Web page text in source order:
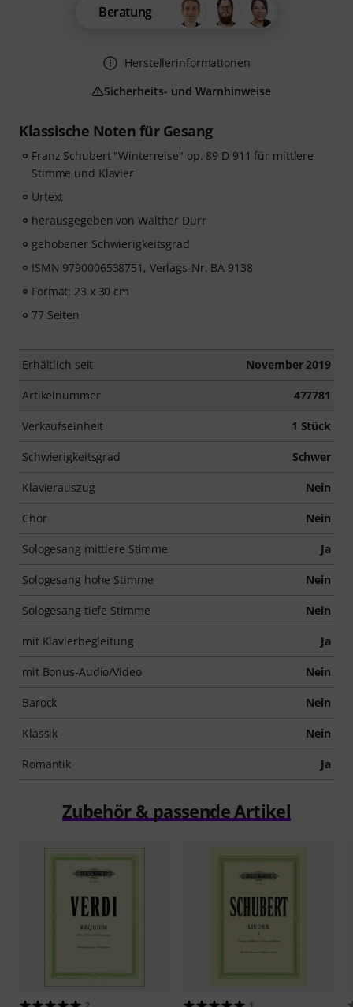
Klassische Noten für Gesang
Franz Schubert "Winterreise" op. 89 D 911 für mittlere
Stimme und Klavier
Urtext
herausgegeben von Walther Dürr
gehobener Schwierigkeitsgrad
ISMN 9790006538751, Verlags-Nr. BA 9138
Format: 23 x 30 cm
77 Seiten
Erhältlich seit November 2019
Artikelnummer 477781
Verkaufseinheit 1 Stück
Schwierigkeitsgrad Schwer
Klavierauszug Nein
Chor Nein
Sologesang mittlere Stimme Ja
Sologesang hohe Stimme Nein
Sologesang tiefe Stimme Nein
mit Klavierbegleitung Ja
mit Bonus-Audio/Video Nein
Barock Nein
Klassik Nein
Romantik Ja
Beratung
Herstellerinformationen
Sicherheits- und Warnhinweise
Zubehör & passende Artikel